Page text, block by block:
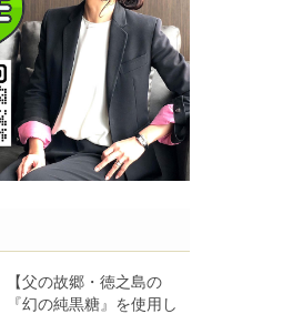
【父の故郷・徳之島の
『幻の純黒糖』を使用し